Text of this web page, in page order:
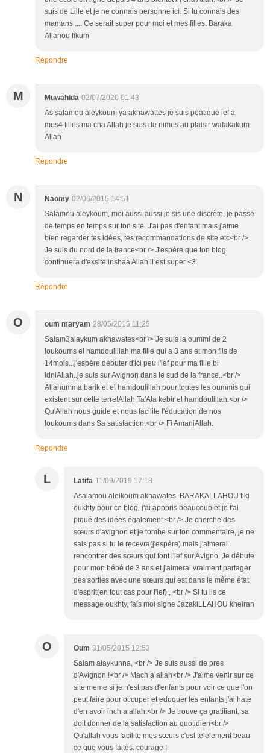
suis de Lille et je ne connais personne ici. Si tu connais des
mamans .... Ce serait super pour moi et mes filles. Baraka
Allahou fikum
Répondre
M Muwahida 02/07/2020 01:43
As salamou aleykoum ya akhawattes je suis peatique ief a
mes4 filles ma cha Allah je suis de nimes au plaisir wafakakum
Allah
Répondre
N Naomy 02/06/2015 14:51
Salamou aleykoum, moi aussi aussi je sis une discrète, je passe
de temps en temps sur ton site. J'ai pas d'enfant mais j'aime
bien regarder tes idées, tes recommandations de site etc<br />
Je suis du nord de la france<br /> J'espère que ton blog
continuera d'exsite inshaa Allah il est super <3
Répondre
O oum maryam 28/05/2015 11:25
Salam3alaykum akhawates<br /> Je suis la oummi de 2
loukoums el hamdoulillah ma fille qui a 3 ans et mon fils de
14mois...j'espère débuter d'ici peu l'ief pour ma fille bi
idniAllah..je suis sur Avignon dans le sud de la france..<br />
Allahumma barik et el hamdoulillah pour toutes les oummis qui
existent sur cette terre!Allah Ta'Ala kebir el hamdoulillah.<br />
Qu'Allah nous guide et nous facilite l'éducation de nos
loukoums dans Sa satisfaction.<br /> Fi AmaniAllah.
Répondre
L Latifa 11/09/2019 17:18
Asalamou aleikoum akhawates. BARAKALLAHOU fiki
oukhty pour ce blog, j'ai apppris beaucoup et je t'ai
piqué des idées également.<br /> Je cherche des
sœurs d'avignon et je tombe sur ton commentaire, je ne
sais pas si tu le recevra(j'espère) mais j'aimerai
rencontrer des sœurs qui font l'ief sur Avigno. Je débute
pour mon bébé de 3 ans et j'aimerai vraiment partager
des sorties avec une sœurs qui est dans le même état
d'esprit(en tout cas pour l'ief)., <br /> Si tu lis ce
message oukhty, fais moi signe JazakiLLAHOU kheiran
O Oum 31/05/2015 12:53
Salam alaykunna, <br /> Je suis aussi de pres
d'Avignon !<br /> Mach a allah<br /> J'aime venir sur ce
site meme si je n'est pas d'enfants pour voir ce que l'on
peut faire pour occuper et eduquer les enfants j'ai hate
d'en avoir inch a allah.<br /> Je trouve ça gratifiant, sa
doit donner de la satisfaction au quotidien<br />
Qu'allah vous facilite mes sœurs c'est telelement beau
ce que vous faites. courage !